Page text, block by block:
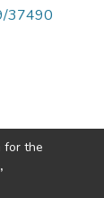
37490
for the